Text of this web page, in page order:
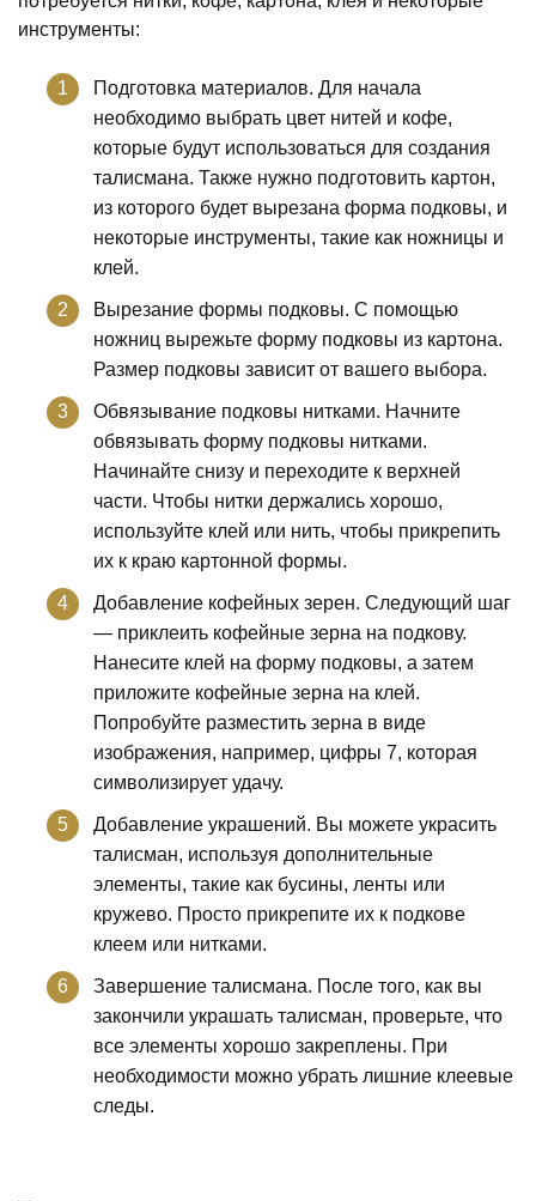
инструменты:
Подготовка материалов. Для начала
необходимо выбрать цвет нитей и кофе,
которые будут использоваться для создания
талисмана. Также нужно подготовить картон,
из которого будет вырезана форма подковы, и
некоторые инструменты, такие как ножницы и
клей.
Вырезание формы подковы. С помощью
ножниц вырежьте форму подковы из картона.
Размер подковы зависит от вашего выбора.
Обвязывание подковы нитками. Начните
обвязывать форму подковы нитками.
Начинайте снизу и переходите к верхней
части. Чтобы нитки держались хорошо,
используйте клей или нить, чтобы прикрепить
их к краю картонной формы.
Добавление кофейных зерен. Следующий шаг
— приклеить кофейные зерна на подкову.
Нанесите клей на форму подковы, а затем
приложите кофейные зерна на клей.
Попробуйте разместить зерна в виде
изображения, например, цифры 7, которая
символизирует удачу.
Добавление украшений. Вы можете украсить
талисман, используя дополнительные
элементы, такие как бусины, ленты или
кружево. Просто прикрепите их к подкове
клеем или нитками.
Завершение талисмана. После того, как вы
закончили украшать талисман, проверьте, что
все элементы хорошо закреплены. При
необходимости можно убрать лишние клеевые
следы.